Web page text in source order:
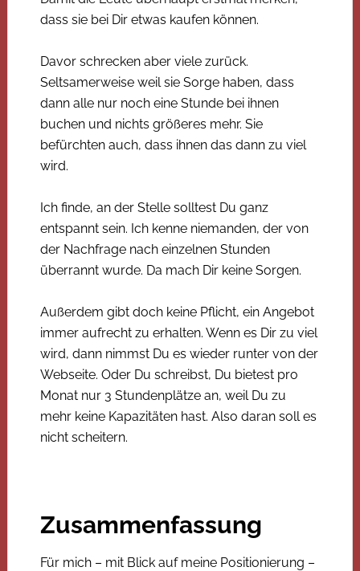
dass sie bei Dir etwas kaufen können.
Davor schrecken aber viele zurück.
Seltsamerweise weil sie Sorge haben, dass
dann alle nur noch eine Stunde bei ihnen
buchen und nichts größeres mehr. Sie
befürchten auch, dass ihnen das dann zu viel
wird.
Ich finde, an der Stelle solltest Du ganz
entspannt sein. Ich kenne niemanden, der von
der Nachfrage nach einzelnen Stunden
überrannt wurde. Da mach Dir keine Sorgen.
Außerdem gibt doch keine Pflicht, ein Angebot
immer aufrecht zu erhalten. Wenn es Dir zu viel
wird, dann nimmst Du es wieder runter von der
Webseite. Oder Du schreibst, Du bietest pro
Monat nur 3 Stundenplätze an, weil Du zu
mehr keine Kapazitäten hast. Also daran soll es
nicht scheitern.
Zusammenfassung
Für mich – mit Blick auf meine Positionierung –